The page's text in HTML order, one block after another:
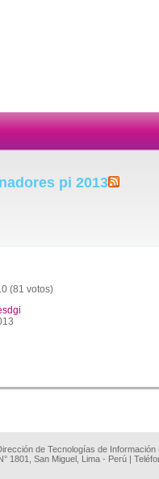
pi 2013
(81 votos)
de Tecnologías de
1801, San Miguel, Lima - Perú |